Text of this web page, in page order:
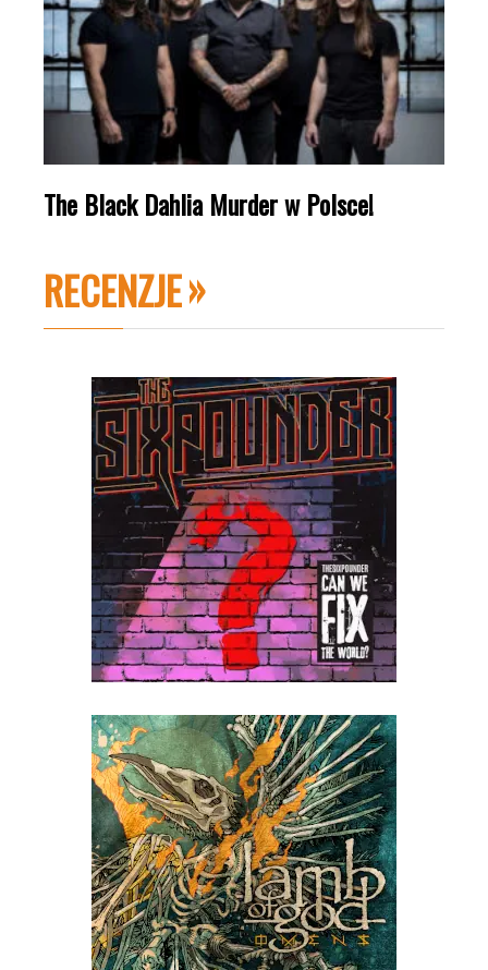
The Black Dahlia Murder w Polsce!
RECENZJE